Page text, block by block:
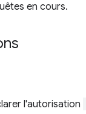
en cours.
l'autorisation